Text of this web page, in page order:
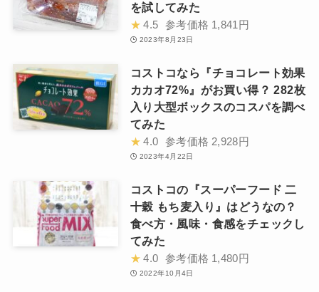
を試してみた
★ 4.5 参考価格 1,841円
2023年8月23日
コストコなら『チョコレート効果
カカオ72%』がお買い得？ 282枚
入り大型ボックスのコスパを調べ
てみた
★ 4.0 参考価格 2,928円
2023年4月22日
コストコの『スーパーフード 二
十穀 もち麦入り』はどうなの？
食べ方・風味・食感をチェックし
てみた
★ 4.0 参考価格 1,480円
2022年10月4日